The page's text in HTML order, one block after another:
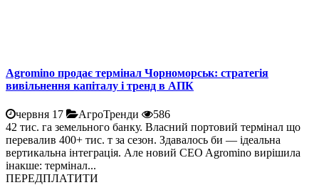
Agromino продає термінал Чорноморськ: стратегія
вивільнення капіталу і тренд в АПК
червня 17 АгроТренди
586
42 тис. га земельного банку. Власний портовий термінал що
перевалив 400+ тис. т за сезон. Здавалось би — ідеальна
вертикальна інтеграція. Але новий CEO Agromino вирішила
інакше: термінал...
ПЕРЕДПЛАТИТИ